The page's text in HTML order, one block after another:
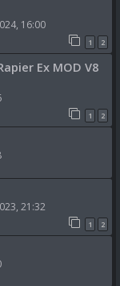
16:00
1 2
Ex MOD V8
1 2
21:32
1 2